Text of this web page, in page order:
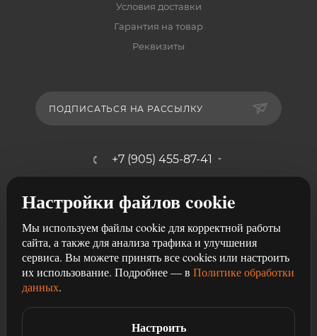
Условия доставки
Гарантия на товар
Реквизиты
ПОДПИСАТЬСЯ НА РАССЫЛКУ
+7 (905) 455-87-41
г. Ростов-на-Дону, ул. Щербакова,
107/29
Настройки файлов cookie
Мы используем файлы cookie для корректной работы
сайта, а также для анализа трафика и улучшения
сервиса. Вы можете принять все cookies или настроить
их использование. Подробнее — в Политике обработки
данных.
Настроить